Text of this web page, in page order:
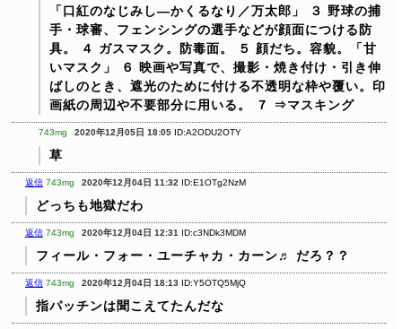
「口紅のなじみし―かくるなり／万太郎」
３ 野球の捕
手・球審、フェンシングの選手などが顔面につける防
具。
４ ガスマスク。防毒面。
５ 顔だち。容貌。「甘
いマスク」
６ 映画や写真で、撮影・焼き付け・引き伸
ばしのとき、遮光のために付ける不透明な枠や覆い。印
画紙の周辺や不要部分に用いる。
７ ⇒マスキング
743mg 2020年12月05日 18:05 ID:A2ODU2OTY
草
返信 743mg 2020年12月04日 11:32 ID:E1OTg2NzM
どっちも地獄だわ
返信 743mg 2020年12月04日 12:31 ID:c3NDk3MDM
フィール・フォー・ユーチャカ・カーン♬ だろ？？
返信 743mg 2020年12月04日 18:13 ID:Y5OTQ5MjQ
指パッチンは聞こえてたんだな